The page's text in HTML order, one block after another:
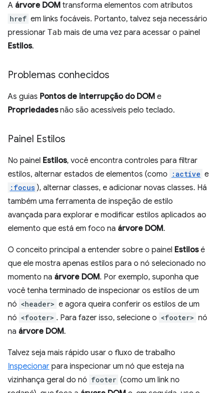
A árvore DOM transforma elementos com atributos
href em links focáveis. Portanto, talvez seja necessário
pressionar Tab mais de uma vez para acessar o painel
Estilos.
Problemas conhecidos
As guias Pontos de interrupção do DOM e
Propriedadesnão são acessíveis pelo teclado.
Painel Estilos
No painel Estilos, você encontra controles para filtrar
estilos, alternar estados de elementos (como
:active e
:focus ), alternar classes, e adicionar novas classes. Há
também uma ferramenta de inspeção de estilo
avançada para explorar e modificar estilos aplicados ao
elemento que está em foco na árvore DOM.
O conceito principal a entender sobre o painel Estilosé
que ele mostra apenas estilos para o nó selecionado no
momento na árvore DOM. Por exemplo, suponha que
você tenha terminado de inspecionar os estilos de um
nó <header> e agora queira conferir os estilos de um
nó <footer> . Para fazer isso, selecione o <footer> nó
na árvore DOM.
Talvez seja mais rápido usar o fluxo de trabalho
Inspecionar para inspecionar um nó que esteja na
vizinhança geral do nó footer (como um link no